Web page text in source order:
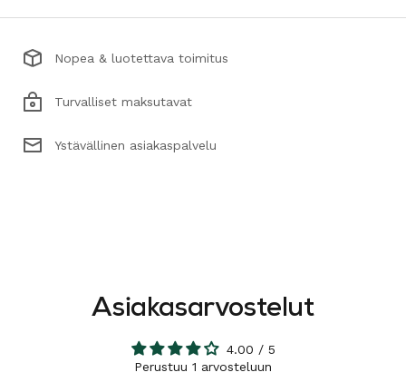
Nopea & luotettava toimitus
Turvalliset maksutavat
Ystävällinen asiakaspalvelu
Asiakasarvostelut
4.00 / 5
Perustuu 1 arvosteluun